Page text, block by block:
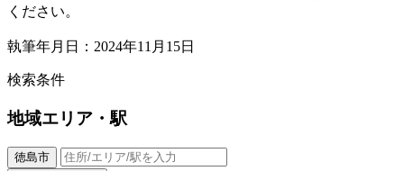
ください。
執筆年月日：2024年11月15日
検索条件
地域エリア・駅
徳島市